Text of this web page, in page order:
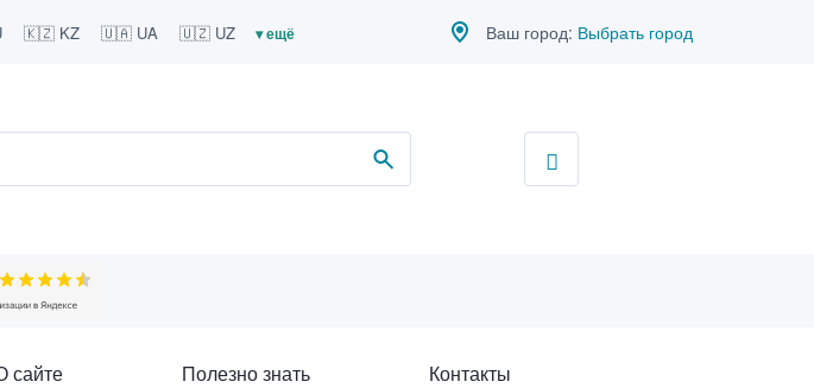
🇰🇿 KZ 🇺🇦 UA 🇺🇿 UZ ▾ ещё Ваш город: Выбрать город
сайте Полезно знать Контакты